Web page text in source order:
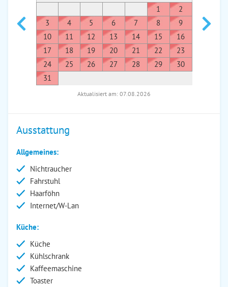
1
2
3
4 5 6 7 8
9
10
11 12 13 14 15
16
17
18 19 20 21 22
23
24
25 26 27 28 29
30
31
7
Aktualisiert am: 07.08.2026
Ausstattung
Allgemeines:
Nichtraucher
Fahrstuhl
Haarföhn
Internet/W-Lan
Küche:
Küche
Kühlschrank
Kaffeemaschine
Toaster